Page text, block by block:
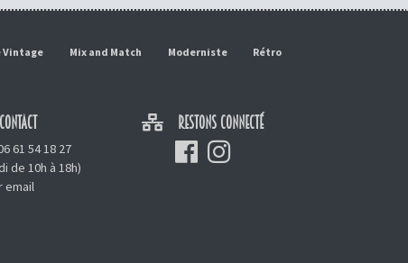
Vintage Mix and Match Moderniste
Rétro
CONTACT
61 54 18 27
de 10h à 18h)
email
RESTONS CONNECTÉ